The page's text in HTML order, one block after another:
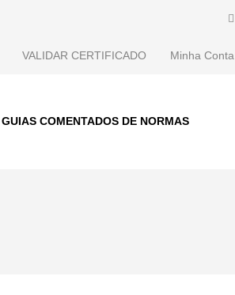
VALIDAR CERTIFICADO Minha Conta
GUIAS COMENTADOS DE NORMAS